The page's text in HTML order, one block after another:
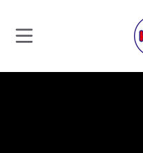
DIREKT ZUM INHALT